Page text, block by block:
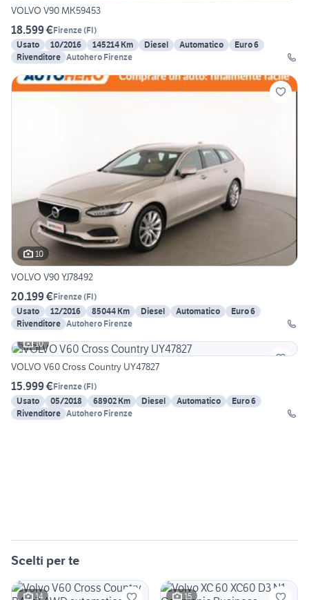
VOLVO V90 MK59453
18.599 €Firenze(FI)
Usato
10/2016 145214 Km Diesel Automatico
Euro 6
Rivenditore Autohero Firenze
10
VOLVO V90 YJ78492
20.199 €Firenze(FI)
Usato
12/2016 85044 Km Diesel Automatico
Euro 6
Rivenditore Autohero Firenze
10
VOLVO V60 Cross Country UY47827
15.999 €Firenze(FI)
Usato
05/2018 68902 Km Diesel Automatico
Euro 6
Rivenditore Autohero Firenze
Scelti per te
14 15